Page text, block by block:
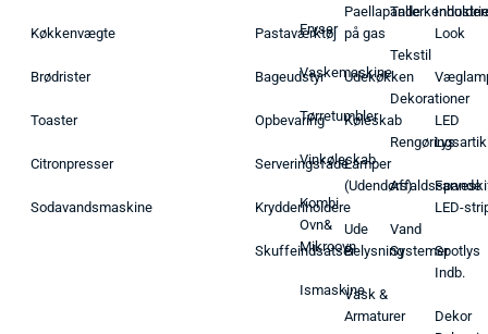
Køkkenvægte
Brødrister
Toaster
Citronpresser
Sodavandsmaskine
Pastaværktøj
Bageudstyr
Opbevaring
Serveringsfade
Krydderiholdere
Skuffeindsatser
Fryser
Vaskemaskine
Tørretumbler
Vinkøleskab
Kombi
Ovn&
Mikroovn
Ismaskine
Paellapande
på gas
Udekøkken
Køleskab
Lamper
(Udendørs)
Ude
Belysning
Vask &
Armaturer
Tekstil
Dekorationer
Affaldsspande
Vand
Systemer
Look
LED
Lys
LED-
Spotlys
Indb.
Dekor